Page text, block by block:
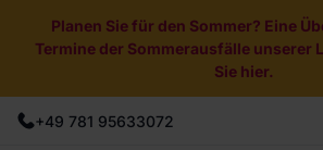
Planen Sie für den Sommer? Eine
Termine der Sommerausfälle unserer
Sie hier.
+49 781 95633072